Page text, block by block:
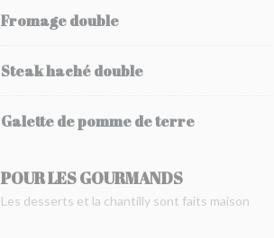
Fromage double
Steak haché double
Galette de pomme de terre
POUR LES GOURMANDS
Les desserts et la chantilly sont faits maison